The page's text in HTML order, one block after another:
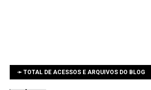
➛ TOTAL DE ACESSOS E ARQUIVOS DO BLOG